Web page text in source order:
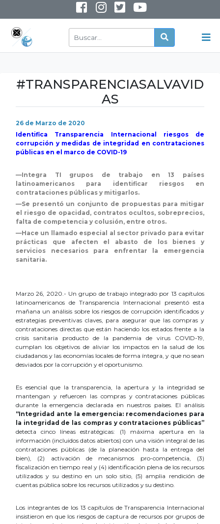
#TRANSPARENCIASALVAVID
AS
26 de Marzo de 2020
Identifica Transparencia Internacional riesgos de
corrupción y medidas de integridad en contrataciones
públicas en el marco de COVID-19
—Integra TI grupos de trabajo en 13 países
latinoamericanos para identificar riesgos en
contrataciones públicas y mitigarlos.
—Se presentó un conjunto de propuestas para mitigar
el riesgo de opacidad, contratos ocultos, sobreprecios,
falta de competencia y colusión, entre otros.
—Hace un llamado especial al sector privado para evitar
prácticas que afecten el abasto de los bienes y
servicios necesarios para enfrentar la emergencia
sanitaria.
Marzo 26, 2020.- Un grupo de trabajo integrado por 13 capítulos
latinoamericanos de Transparencia Internacional presentó esta
mañana un análisis sobre los riesgos de corrupción identificados y
estrategias preventivas claves, para asegurar que las compras y
contrataciones directas que están haciendo los estados frente a la
crisis sanitaria producto de la pandemia de virus COVID-19,
cumplan los objetivos de aliviar los impactos en la salud de los
ciudadanos y las economías locales de forma íntegra, y que no sean
desviados por la corrupción y el oportunismo.
Es esencial que la transparencia, la apertura y la integridad se
mantengan y refuercen las compras y contrataciones públicas
durante la emergencia declarada en nuestros países. El análisis
“Integridad ante la emergencia: recomendaciones para
la integridad de las compras y contrataciones públicas”
detecta cinco líneas estratégicas: (1) máxima apertura en la
información (incluidos datos abiertos) con una visión integral de las
contrataciones públicas (de la planeación hasta la entrega del
bien), (2) activación de mecanismos pro-competencia, (3)
fiscalización en tiempo real y (4) identificación plena de los recursos
utilizados y su destino en un solo sitio, (5) amplia rendición de
cuentas pública sobre los recursos utilizados y su destino.
Los integrantes de los 13 capítulos de Transparencia Internacional
insistieron en que los riesgos de captura de recursos por grupos de